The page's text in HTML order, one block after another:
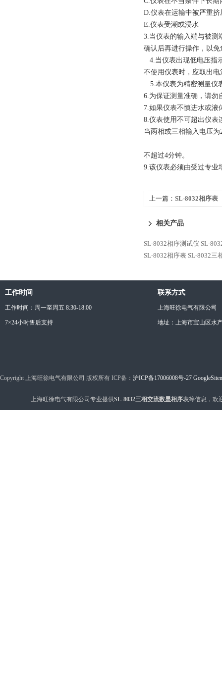
D.仪表在运输中被严重挤
E.仪表受潮或浸水
3.当仪表的输入端与被测
确认后再进行操作，以免
4.当仪表出现低电压指
不使用仪表时，应取出
5.本仪表为精密测量仪
6.为保证测量准确，请勿
7.如果仪表不慎进水或液
8.仪表使用不可超出仪表
当两相或三相输入电压为
不超过4分钟。
9.该仪表必须由受过专业
上一篇： SL-8032相序表
相关产品
SL-8032相序测试仪 SL-
SL-8032相序表 SL-8032三
工作时间
工作时间：周一至周五 8:30-18:00
7×24小时售后支持
联系方式
上海旺徐电气有限公司
地址：上海市宝山区水
Copyright 上海旺徐电气有限公司 版权所有 ICP备： 沪ICP备17006008号-27
上海旺徐电气有限公司专业提供SL-8032三相交流数显相序表等信息，欢